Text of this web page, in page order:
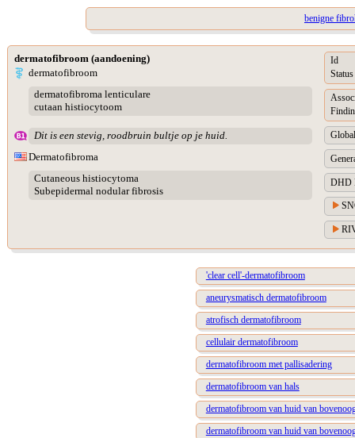
benigne
dermatofibroom (aandoening)
dermatofibroom
dermatofibroma lenticulare
cutaan histiocytoom
Dit is een stevig, roodbruin bultje op je huid.
Dermatofibroma
Cutaneous histiocytoma
Subepidermal nodular fibrosis
Id
Status
DHD
'clear cell'-dermatofibroom
aneurysmatisch dermatofibroom
atrofisch dermatofibroom
cellulair dermatofibroom
dermatofibroom met pallisadering
dermatofibroom van hals
dermatofibroom van huid van
dermatofibroom van huid van